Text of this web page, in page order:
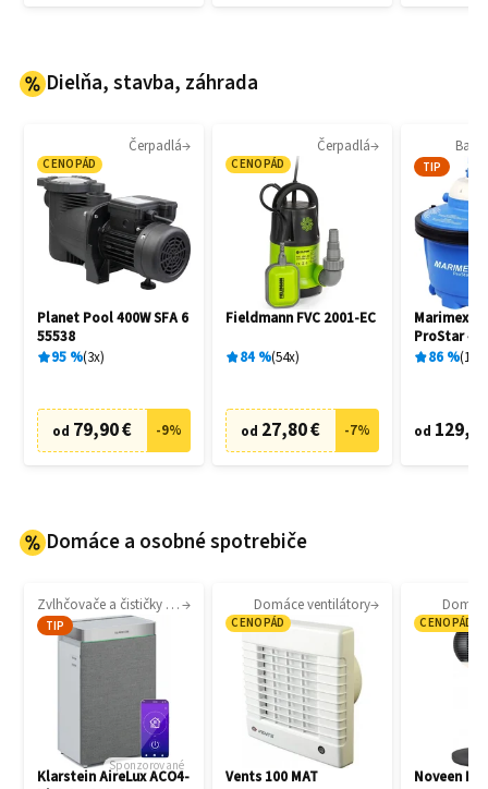
Dielňa, stavba, záhrada
Čerpadlá
CENOPÁD
Planet Pool 400W SFA 6
55538
95% 3x
od 79,90 € -9%
Čerpadlá
CENOPÁD
Fieldmann FVC 2001-EC
84% 54x
od 27,80 € -7%
TIP
Marimex
ProStar 4
filtrácia
86% 136
od
Domáce a osobné spotrebiče
Zvlhčovače a čističky vzduchu
TIP
Sponzorované
Klarstein AireLux ACO4-
Domáce ventilátory
CENOPÁD
Vents 100 MAT
CENOPÁD
Noveen